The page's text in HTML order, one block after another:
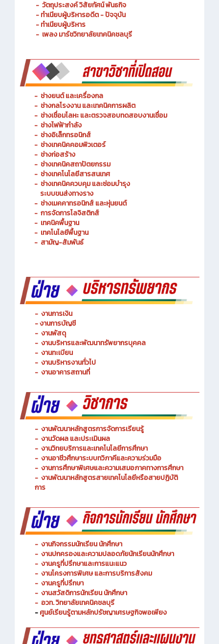
- ประวัติความเป็นมา
- วัตถุประสงค์ วิสัยทัศน์ พันธกิจ
- ทำเนียบผู้บริหารอดีต - ปัจจุบัน
- ทำเนียบผู้บริหาร
- ช่างยนต์ และเครื่องกล
- ช่างกลโรงงาน และเทคนิคการผลิต
- ช่างเชื่อมโลหะ และตรวจสอบทดสอบงานเชื่อม
- ช่างไฟฟ้ากำลัง
- ช่างอิเล็กทรอนิกส์
- ช่างเทคนิคคอมพิวเตอร์
- ช่างก่อสร้าง
- ช่างเทคนิคสถาปัตยกรรม
- ช่างเทคโนโลยีสารสนเทศ
ช่างเทคนิคควบคุม และซ่อมบำรุง
ระบบขนส่งทางราง
- ช่างเมคคาทรอนิกส์ และหุ่นยนต์
- การจัดการโลจิสติกส์
- เทคนิคพื้นฐาน
- เทคโนโลยีพื้นฐาน
-งานการเงิน
- งานการบัญชี
- งานพัสดุ
- งานบริหารและพัฒนาทรัพยากรบุคคล
- งานทะเบียน
- งานบริหารงานทั่วไป
- งานพัฒนาหลักสูตรการจัดการเรียนรู้
- งานวัดผล และประเมินผล
- งานวิทยบริการและเทคโนโลยีการศึกษา
- งานอาชีวศึกษาระบบทวิภาคีและความร่วมมือ
- งานการศึกษาพิเศษและความเสมอภาคทางการศึกษา
- งานพัฒนาหลักสูตรสายเทคโนโลยีหรือสายปฏิบัติ
- งานกิจกรรมนักเรียน นักศึกษา
- งานปกครองและความปลอดภัยนักเรียนนักศึกษา
- งานครูที่ปรึกษาและการแนะแนว
- งานโครงการพิเศษ และการบริการ
- งานครูที่ปรึกษา
- งานสวัสดิการนักเรียน นักศึกษา
-อวท. วิทยาลัยเทคนิคชลบุรี
-ศูนย์เรียนรู้ตามหลักปรัชญาเศรษฐกิจพอเพียง